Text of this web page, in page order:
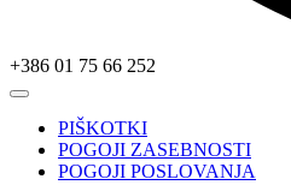
+386 01 75 66 252
PIŠKOTKI
POGOJI ZASEBNOSTI
POGOJI POSLOVANJA